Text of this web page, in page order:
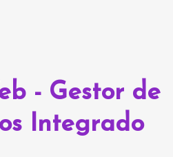
- Gestor de
Integrado